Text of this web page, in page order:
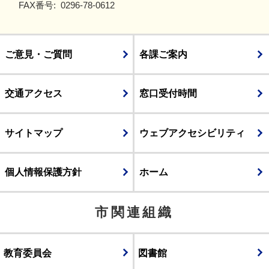
FAX番号: 0296-78-0612
ご意見・ご質問 各課ご案内
交通アクセス 窓口受付時間
サイトマップ ウェブアクセシビリティ
個人情報保護方針 ホーム
市関連組織
教育委員会 図書館